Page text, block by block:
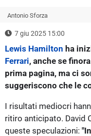
Antonio Sforza
7 giu 2025 15:00
Lewis Hamilton ha
Ferrari, anche se
prima pagina, ma ci
suggeriscono che le
I risultati mediocri
ritiro anticipato. David
queste speculazioni: